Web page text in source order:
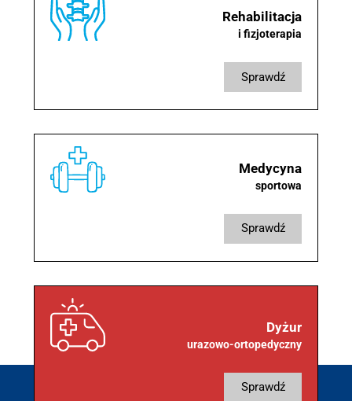
Rehabilitacja
i fizjoterapia
sprawdź
Medycyna
sportowa
sprawdź
Dyżur
urazowo-ortopedyczny
sprawdź